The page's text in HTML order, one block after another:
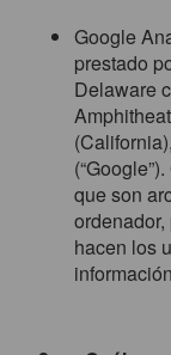
Google
prestado
Delaware
que son
hacen los